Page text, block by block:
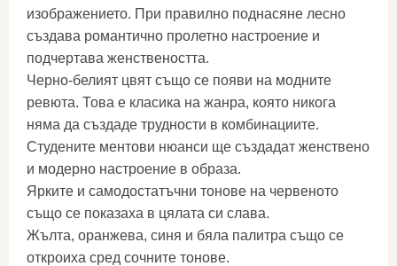
изображението. При правилно поднасяне лесно
създава романтично пролетно настроение и
подчертава женствеността.
Черно-белият цвят също се появи на модните
ревюта. Това е класика на жанра, която никога
няма да създаде трудности в комбинациите.
Студените ментови нюанси ще създадат женствено
и модерно настроение в образа.
Ярките и самодостатъчни тонове на червеното
също се показаха в цялата си слава.
Жълта, оранжева, синя и бяла палитра също се
откроиха сред сочните тонове.